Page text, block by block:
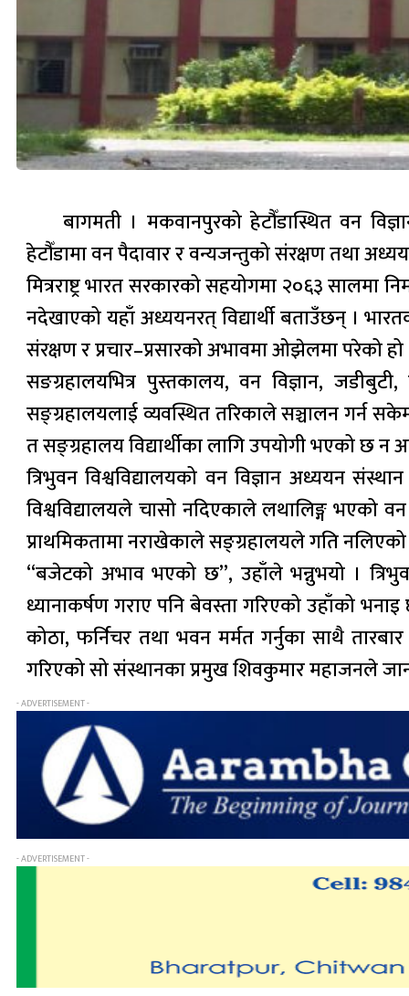
बागमती । मकवानपुरको हेटौँडास्थित वन
हेटौँडामा वन पैदावार र वन्यजन्तुको संरक्षण तथा
मित्रराष्ट्र भारत सरकारको सहयोगमा २०६३
नदेखाएको यहाँ अध्ययनरत् विद्यार्थी बताउँछन् ।
संरक्षण र प्रचार–प्रसारको अभावमा ओझेलमा परेको
सङग्रहालयभित्र पुस्तकालय, वन विज्ञान,
सङ्ग्रहालयलाई व्यवस्थित तरिकाले सञ्चालन गर्न
त सङ्ग्रहालय विद्यार्थीका लागि उपयोगी भएको छ
त्रिभुवन विश्वविद्यालयको वन विज्ञान अध्ययन
विश्वविद्यालयले चासो नदिएकाले लथालिङ्ग भएको
प्राथमिकतामा नराखेकाले सङ्ग्रहालयले गति
“बजेटको अभाव भएको छ”, उहाँले भन्नुभयो ।
ध्यानाकर्षण गराए पनि बेवस्ता गरिएको उहाँको
कोठा, फर्निचर तथा भवन मर्मत गर्नुका साथै
गरिएको सो संस्थानका प्रमुख शिवकुमार महाजनले
- ADVERTISEMENT -
- ADVERTISEMENT -